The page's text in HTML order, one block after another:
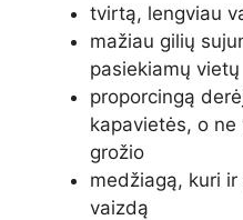
tvirtą, lengviau
mažiau gilių
pasiekiamų vietų
proporcingą
kapavietės, o
grožio
medžiagą, kuri
vaizdą